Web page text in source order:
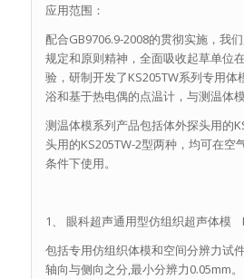
应用范围：
配合GB9706.9-2008的贯彻实施，我
规定和原则精神，全面吸收起草单位
验，研制开发了KS205TW系列专用体
浴和基于热电偶的点温计，与测温体模
测温体模系列产品包括体外探头用的
头用的KS205TW-2型两种，均可在空
条件下使用。
1、 眼科超声通用型仿组织超声体模
包括专用仿组织体模和空间分辨力试
轴向与侧向之分,最小分辨力0.05mm。